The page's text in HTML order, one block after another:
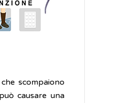
scompaiono
causare una